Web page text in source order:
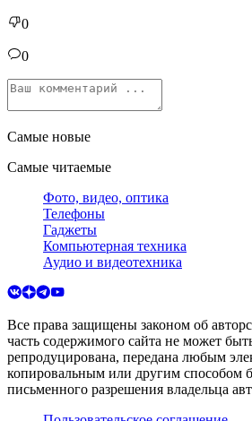
0
0
Самые новые
Самые читаемые
Фото, видео, оптика
Телефоны
Гаджеты
Компьютерная техника
Аудио и видеотехника
Все права защищены законом об
часть содержимого сайта не может
репродуцирована, передана любым
копировальным или другим способом
письменного разрешения владельца